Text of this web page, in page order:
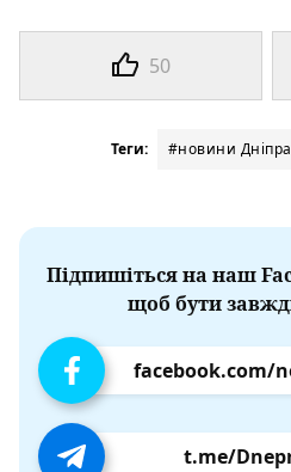
50
Теги: #новини Дніпра
Підпишіться на наш
щоб бути
t.me/